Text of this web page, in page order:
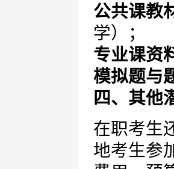
公共课教
学）；
专业课资
模拟题与
四、其他
在职考生
地考生参